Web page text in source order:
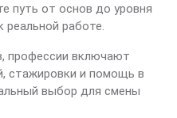
путь от основ до уровня
реальной работе.
профессии включают
стажировки и помощь в
выбор для смены